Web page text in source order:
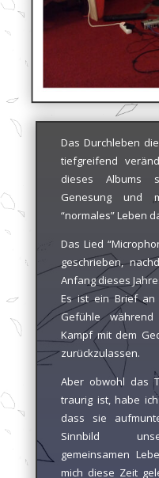
Das Durchleben
tiefgreifend
dieses Albums
Genesung und
“normales” Leben
Das Lied
geschrieben,
Anfang dieses
Es ist ein Brief an
Gefühle
Kampf mit dem
zurückzulassen.
Aber obwohl das
traurig ist, habe
dass sie
Sinnbild
gemeinsamen
mich diese Zeit